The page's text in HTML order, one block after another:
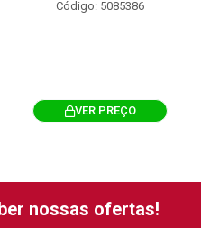
Código: 5085386
VER PREÇO
nossas ofertas!